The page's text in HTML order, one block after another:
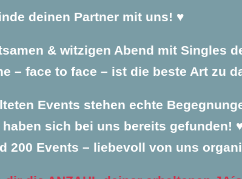
deinen Partner mit uns! ♥️
& witzigen Abend mit Singles
– face to face – ist die beste Art zu
Events stehen echte
haben sich bei uns bereits gefunden!
200 Events – liebevoll von uns